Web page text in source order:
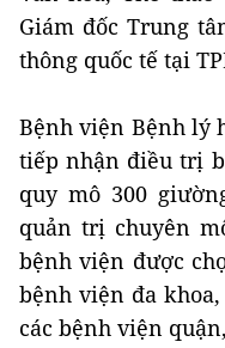
Giám đốc Trung
thông quốc tế tại
Bệnh viện Bệnh lý
tiếp nhận điều trị
quy mô 300
quản trị chuyên
bệnh viện được
bệnh viện đa khoa,
các bệnh viện